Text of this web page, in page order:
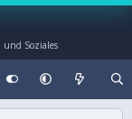
Soziales